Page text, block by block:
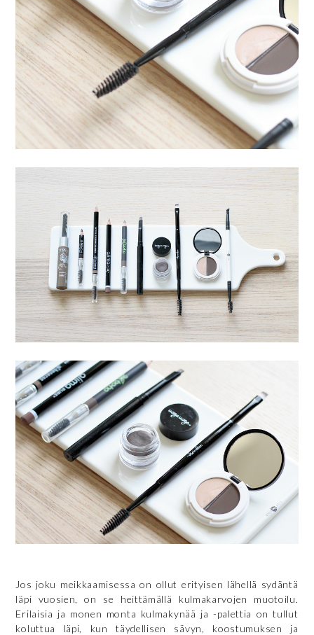
Jos joku meikkaamisessa on ollut erityisen lähellä sydäntä
läpi vuosien, on se heittämällä kulmakarvojen muotoilu.
Erilaisia ja monen monta kulmakynää ja -palettia on tullut
koluttua läpi, kun täydellisen sävyn, koostumuksen ja